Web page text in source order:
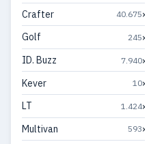
Crafter 40.675›
Golf 245›
ID. Buzz 7.940›
Kever 10›
LT 1.424›
Multivan 593›